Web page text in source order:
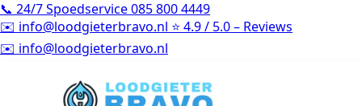
📞 24/7 Spoedservice085 800 4449
✉️ info@loodgieterbravo.nl ⭐ 4.9 / 5.0 – Reviews
⭐4.9 / 5.0 – Reviews